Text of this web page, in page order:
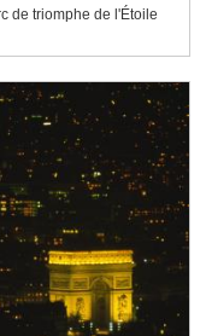
de triomphe de l'Étoile